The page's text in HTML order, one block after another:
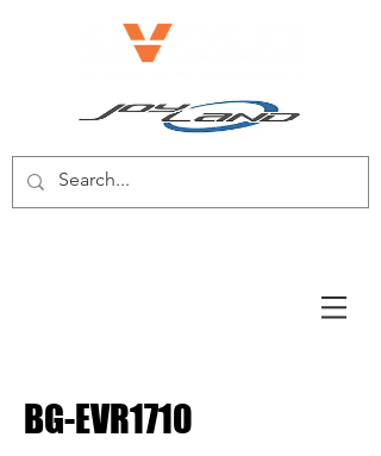
BG-EVR1710